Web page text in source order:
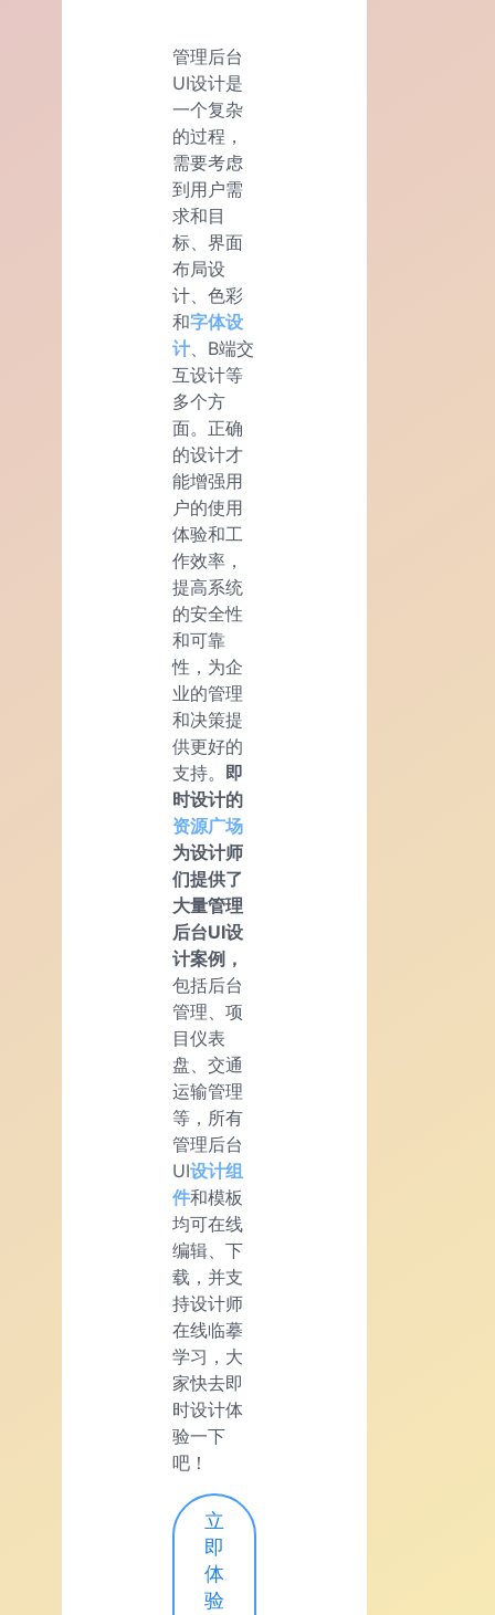
管理后台
UI设计是
一个复杂
的过程，
需要考虑
到用户需
求和目
标、界面
布局设
计、色彩
和字体设
计、B端交
互设计等
多个方
面。正确
的设计才
能增强用
户的使用
体验和工
作效率，
提高系统
的安全性
和可靠
性，为企
业的管理
和决策提
供更好的
支持。 即
时设计的
资源广场
为设计师
们提供了
大量管理
后台UI设
计案例，
包括后台
管理、项
目仪表
盘、交通
运输管理
等，所有
管理后台
UI设计组
件和模板
均可在线
编辑、下
载，并支
持设计师
在线临摹
学习，大
家快去即
时设计体
验一下
吧！
立
即
体
验